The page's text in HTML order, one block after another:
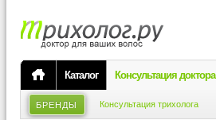
Каталог Консультация доктора
БРЕНДЫ Консультация трихолога